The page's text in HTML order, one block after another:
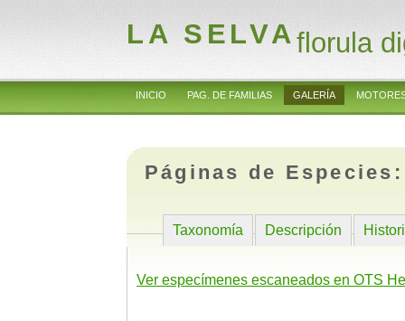
LA SELVAflorula
INICIO PAG. DE FAMILIAS GALERÍA
Páginas de
Taxonomía Descripción
Ver especímenes escaneados en OTS